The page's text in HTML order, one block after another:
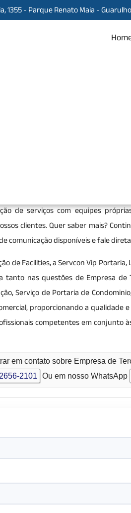
1355 - Parque Renato Maia -
o lugar certo. Seja bem-vindo
de serviços com equipes
clientes. Quer saber mais?
comunicação disponíveis e fale
de Facilities, a Servcon Vip
tanto nas questões de Empresa
Serviço de Portaria de
proporcionando a
competentes em
em contato sobre Empresa de
2101 Ou em nosso WhatsApp